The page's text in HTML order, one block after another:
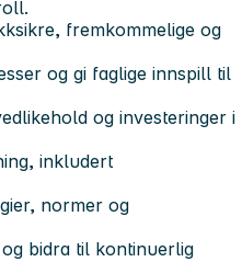
fremkommelige og
og gi faglige innspill til
og investeringer i
inkludert
normer og
bidra til kontinuerlig